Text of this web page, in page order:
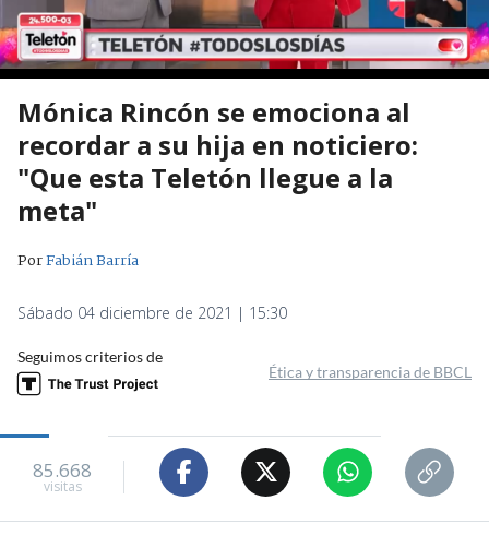
Mónica Rincón se emociona al
recordar a su hija en noticiero:
"Que esta Teletón llegue a la
meta"
PorFabián Barría
Sábado 04 diciembre de 2021 | 15:30
Seguimos criterios de
Ética y transparencia de BBCL
85.668
visitas